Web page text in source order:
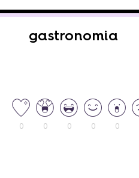
gastronomia
0 0 0 0 0